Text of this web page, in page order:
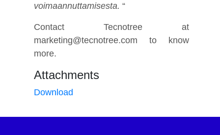
voimaannuttamisesta.“
Contact Tecnotree at
marketing@tecnotree.com to know
more.
Attachments
Download